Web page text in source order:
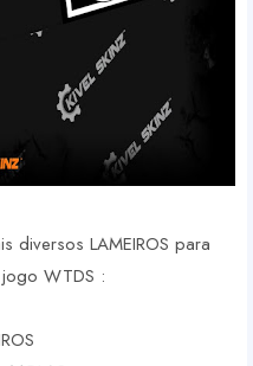
diversos LAMEIROS para
WTDS :